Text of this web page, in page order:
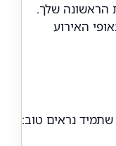
הראשונה שלך.
האירוע
נראים טוב: